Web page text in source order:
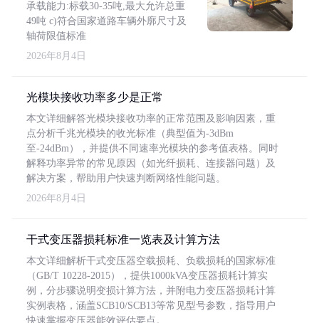
承载能力:标载30-35吨,最大允许总重
49吨 c)符合国家道路车辆外廓尺寸及
轴荷限值标准
2026年8月4日
光模块接收功率多少是正常
本文详细解答光模块接收功率的正常范围及影响因素，重
点分析千兆光模块的收光标准（典型值为-3dBm
至-24dBm），并提供不同速率光模块的参考值表格。同时
解释功率异常的常见原因（如光纤损耗、连接器问题）及
解决方案，帮助用户快速判断网络性能问题。
2026年8月4日
干式变压器损耗标准一览表及计算方法
本文详细解析干式变压器空载损耗、负载损耗的国家标准
（GB/T 10228-2015），提供1000kVA变压器损耗计算实
例，分步骤说明变损计算方法，并附电力变压器损耗计算
实例表格，涵盖SCB10/SCB13等常见型号参数，指导用户
快速掌握变压器能效评估要点。